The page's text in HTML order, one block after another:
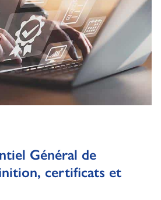
Général de
certificats et